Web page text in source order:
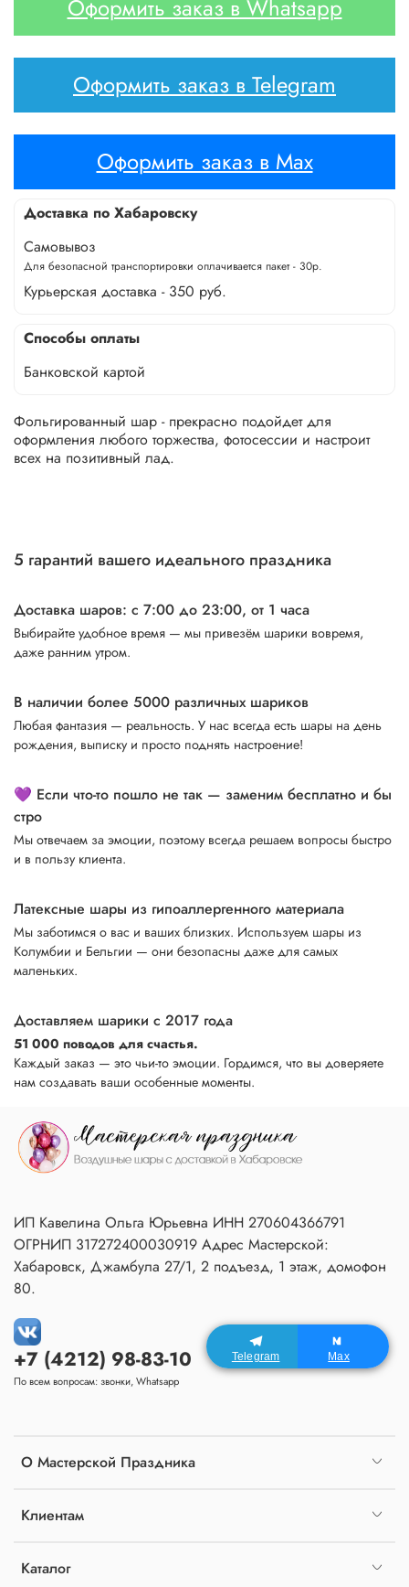
Оформить заказ в Whatsapp
Оформить заказ в Telegram
Оформить заказ в Max
Доставка по Хабаровску
Самовывоз
Для безопасной транспортировки оплачивается пакет - 30р.
Курьерская доставка - 350 руб.
Способы оплаты
Банковской картой
Фольгированный шар - прекрасно подойдет для
оформления любого торжества, фотосессии и настроит
всех на позитивный лад.
5 гарантий вашего идеального праздника
Доставка шаров: с 7:00 до 23:00, от 1 часа
Выбирайте удобное время — мы привезём шарики вовремя,
даже ранним утром.
В наличии более 5000 различных шариков
Любая фантазия — реальность. У нас всегда есть шары на день
рождения, выписку и просто поднять настроение!
💜 Если что-то пошло не так — заменим бесплатно и бы
стро
Мы отвечаем за эмоции, поэтому всегда решаем вопросы быстро
и в пользу клиента.
Латексные шары из гипоаллергенного материала
Мы заботимся о вас и ваших близких. Используем шары из
Колумбии и Бельгии — они безопасны даже для самых
маленьких.
Доставляем шарики с 2017 года
51 000 поводов для счастья.
Каждый заказ — это чьи-то эмоции. Гордимся, что вы доверяете
нам создавать ваши особенные моменты.
О Мастерской Праздника
Клиентам
Каталог
+7 (4212) 98-83-10
По всем вопросам: звонки, Whatsapp
ИП Кавелина Ольга Юрьевна ИНН 270604366791
ОГРНИП 317272400030919 Адрес Мастерской:
Хабаровск, Джамбула 27/1, 2 подъезд, 1 этаж, домофон
80.
Telegram Max